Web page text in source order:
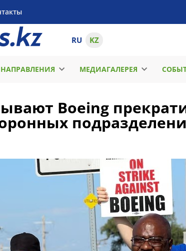
RU KZ
НАПРАВЛЕНИЯ МЕДИАГАЛЕРЕЯ
Boeing